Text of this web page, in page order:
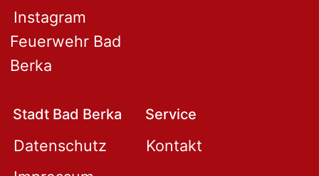
Instagram
Feuerwehr Bad
Berka
Stadt Bad Berka
Datenschutz
Service
Kontakt